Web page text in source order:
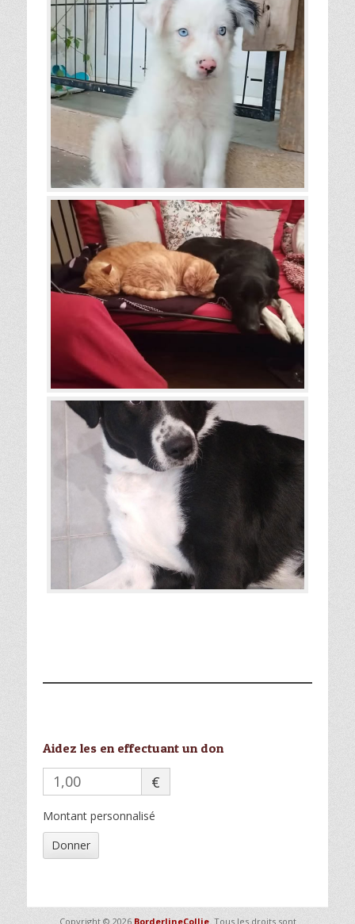
Aidez les en effectuant un don
€
Montant personnalisé
Donner
Copyright © 2026 BorderlineCollie. Tous les droits sont